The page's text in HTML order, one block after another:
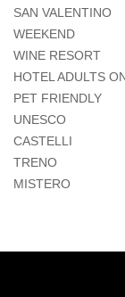
SAN VALENTINO
WEEKEND
WINE RESORT
HOTEL ADULTS
PET FRIENDLY
UNESCO
CASTELLI
TRENO
MISTERO